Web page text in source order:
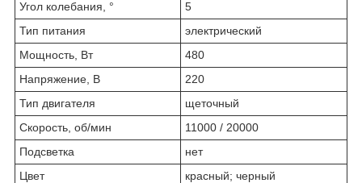
Угол колебания, °
5
Тип питания
электрический
Мощность, Вт
480
Напряжение, В
220
Тип двигателя
щеточный
Скорость, об/мин
11000 / 20000
Подсветка
нет
Цвет
красный; черный